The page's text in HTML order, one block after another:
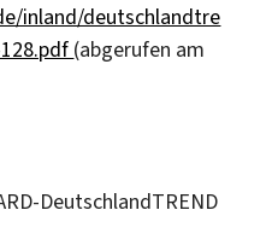
inland/deutschlandtre
(abgerufen am
DeutschlandTREND